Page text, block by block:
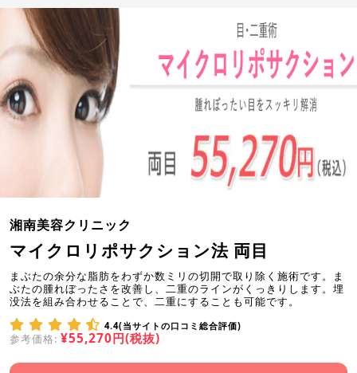
湘南美容クリニック
マイクロリポサクション法 両目
まぶたの余分な脂肪をわずか数ミリの切開で取り除く施術です。ま
ぶたの腫れぼったさを改善し、二重のラインがくっきりします。埋
没法を組み合わせることで、二重にすることも可能です。
4.4(当サイトの口コミ総合評価)
参考価格: ¥55,270円(税抜)